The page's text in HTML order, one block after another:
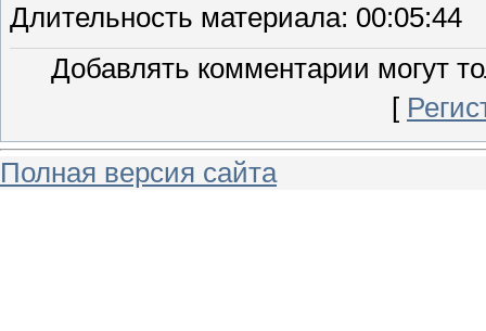
Длительность материала: 00:05:44
Добавлять комментарии могут
[
Полная версия сайта